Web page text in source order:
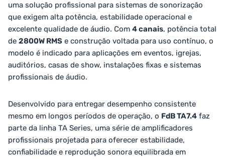
uma solução profissional para sistemas de sonorização
que exigem alta potência, estabilidade operacional e
excelente qualidade de áudio. Com 4 canais, potência total
de 2800W RMS e construção voltada para uso contínuo, o
modelo é indicado para aplicações em eventos, igrejas,
auditórios, casas de show, instalações fixas e sistemas
profissionais de áudio.
Desenvolvido para entregar desempenho consistente
mesmo em longos períodos de operação, o FdB TA7.4 faz
parte da linha TA Series, uma série de amplificadores
profissionais projetada para oferecer estabilidade,
confiabilidade e reprodução sonora equilibrada em